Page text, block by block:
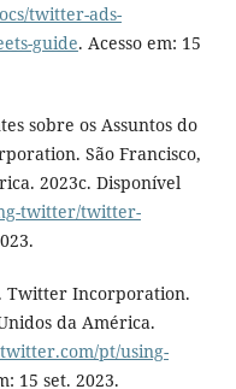
twitter-ads-
guide. Acesso em: 15
sobre os Assuntos do
São Francisco,
2023c. Disponível
twitter/twitter-
Twitter Incorporation.
da América.
pt/using-
15 set. 2023.